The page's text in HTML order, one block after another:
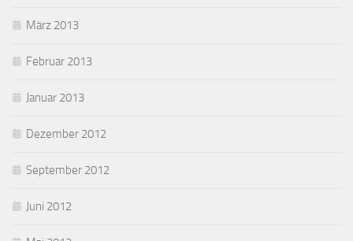
März 2013
Februar 2013
Januar 2013
Dezember 2012
September 2012
Juni 2012